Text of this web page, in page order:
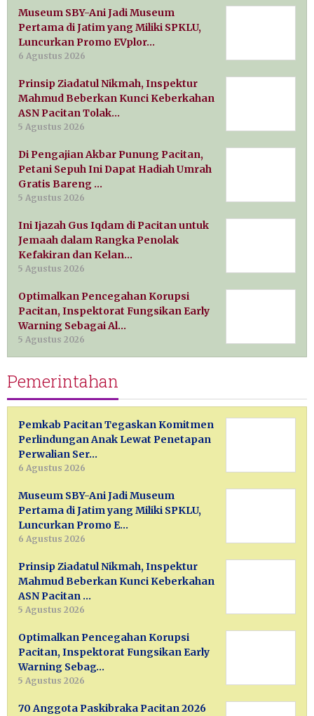
Museum SBY-Ani Jadi Museum
Pertama di Jatim yang Miliki SPKLU,
Luncurkan Promo EVplor…
6 Agustus 2026
Prinsip Ziadatul Nikmah, Inspektur
Mahmud Beberkan Kunci Keberkahan
ASN Pacitan Tolak…
5 Agustus 2026
Di Pengajian Akbar Punung Pacitan,
Petani Sepuh Ini Dapat Hadiah Umrah
Gratis Bareng …
5 Agustus 2026
Ini Ijazah Gus Iqdam di Pacitan untuk
Jemaah dalam Rangka Penolak
Kefakiran dan Kelan…
5 Agustus 2026
Optimalkan Pencegahan Korupsi
Pacitan, Inspektorat Fungsikan Early
Warning Sebagai Al…
5 Agustus 2026
Pemerintahan
Pemkab Pacitan Tegaskan Komitmen
Perlindungan Anak Lewat Penetapan
Perwalian Ser…
6 Agustus 2026
Museum SBY-Ani Jadi Museum
Pertama di Jatim yang Miliki SPKLU,
Luncurkan Promo E…
6 Agustus 2026
Prinsip Ziadatul Nikmah, Inspektur
Mahmud Beberkan Kunci Keberkahan
ASN Pacitan …
5 Agustus 2026
Optimalkan Pencegahan Korupsi
Pacitan, Inspektorat Fungsikan Early
Warning Sebag…
5 Agustus 2026
70 Anggota Paskibraka Pacitan 2026